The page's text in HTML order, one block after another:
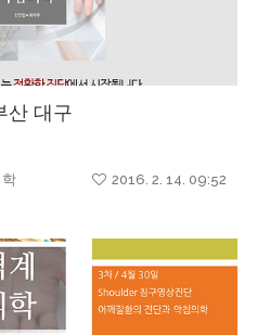
산 대구
2016. 2. 14. 09:52